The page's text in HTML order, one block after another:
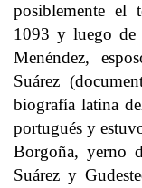
posiblemente el
1093 y luego de
Menéndez,
Suárez
biografía latina
portugués y
Borgoña, yerno
Suárez y